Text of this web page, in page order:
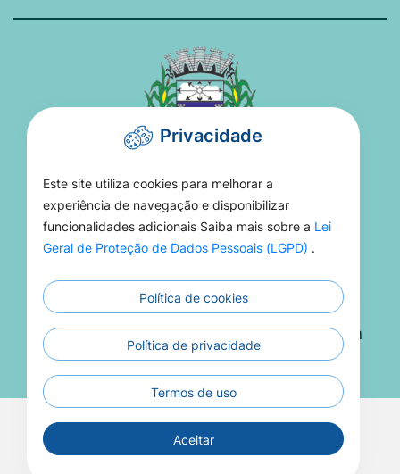
PREFEITURA DE TORIXORÉU
Rua 15 De Novembro, 16 - Setor Aeroporto -
(66) 3406-1021
Atendimento De Segunda A Sexta 08h Às 13h
Todos os Direitos Reservados a Prefeitura de
Torixoréu
Privacidade
Este site utiliza cookies para melhorar a
experiência de navegação e disponibilizar
funcionalidades adicionais Saiba mais sobre a Lei
Geral de Proteção de Dados Pessoais (LGPD) .
Política de cookies
Política de privacidade
Termos de uso
Aceitar